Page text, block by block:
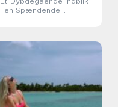
i en Spændende